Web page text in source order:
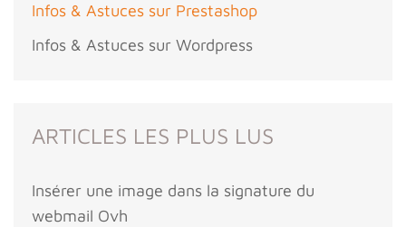
Infos & Astuces sur Prestashop
Infos & Astuces sur Wordpress
ARTICLES LES PLUS LUS
Insérer une image dans la signature du
webmail Ovh